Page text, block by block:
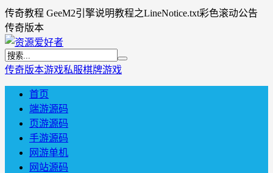
传奇教程 GeeM2引擎说明教程之LineNotice.txt彩色滚动公告
传奇版本
传奇版本游戏私服棋牌游戏
首页
端游源码
页游源码
手游源码
网游单机
网站源码